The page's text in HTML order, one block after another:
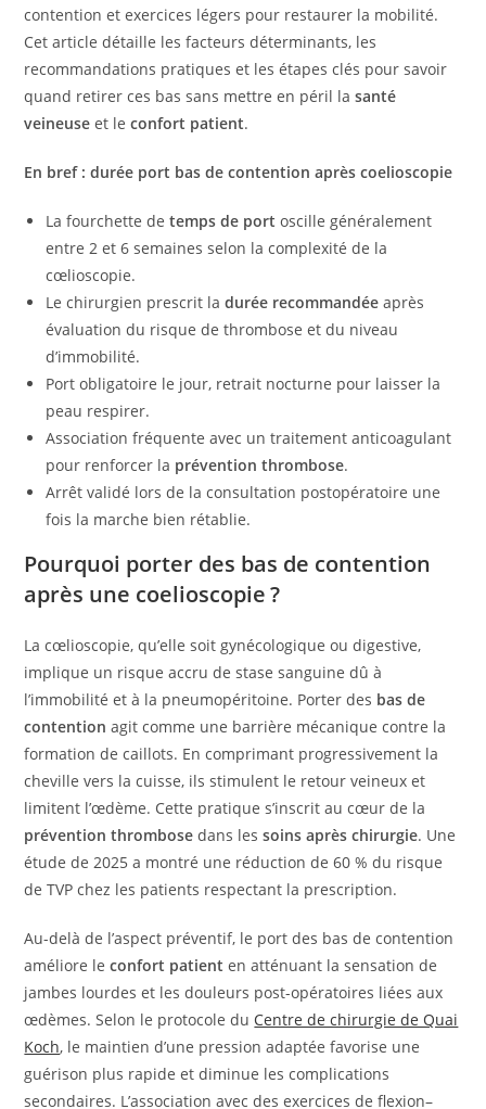
contention et exercices légers pour restaurer la mobilité.
Cet article détaille les facteurs déterminants, les
recommandations pratiques et les étapes clés pour savoir
quand retirer ces bas sans mettre en péril lasanté
veineuse et leconfort patient.
En bref : durée port bas de contention après coelioscopie
La fourchette detemps de port oscille généralement
entre 2 et 6 semaines selon la complexité de la
cœlioscopie.
Le chirurgien prescrit ladurée recommandée après
évaluation du risque de thrombose et du niveau
d’immobilité.
Port obligatoire le jour, retrait nocturne pour laisser la
peau respirer.
Association fréquente avec un traitement anticoagulant
pour renforcer la prévention thrombose.
Arrêt validé lors de la consultation postopératoire une
fois la marche bien rétablie.
Pourquoi porter des bas de contention
après une coelioscopie ?
La cœlioscopie, qu’elle soit gynécologique ou digestive,
implique un risque accru de stase sanguine dû à
l’immobilité et à la pneumopéritoine. Porter des bas de
contention agit comme une barrière mécanique contre la
formation de caillots. En comprimant progressivement la
cheville vers la cuisse, ils stimulent le retour veineux et
limitent l’œdème. Cette pratique s’inscrit au cœur de la
prévention thrombose dans lessoins après chirurgie. Une
étude de 2025 a montré une réduction de 60 % du risque
de TVP chez les patients respectant la prescription.
Au-delà de l’aspect préventif, le port des bas de contention
améliore leconfort patient en atténuant la sensation de
jambes lourdes et les douleurs post-opératoires liées aux
œdèmes. Selon le protocole du Centre de chirurgie de Quai
Koch, le maintien d’une pression adaptée favorise une
guérison plus rapide et diminue les complications
secondaires. L’association avec des exercices de flexion–